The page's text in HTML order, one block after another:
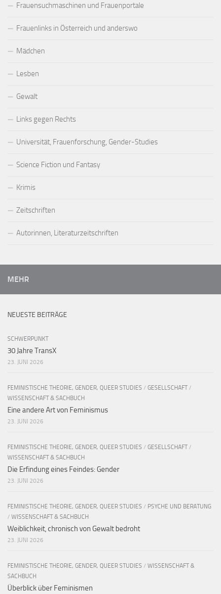
Frauensuchmaschinen und Frauenportale
Frauenlinks in Österreich und anderswo
Mädchen
Lesben
Gewalt
Links gegen Rechts
Universität, Frauenforschung, Gender-Studies
Science Fiction und Fantasy
Krimis
Zeitschriften
Autorinnen, Literaturzeitschriften
MEHR
NEUESTE BEITRÄGE
SCHWERPUNKT
30 Jahre TransX
23. JUNI 2026
FEMINISTISCHE THEORIE, GENDER, QUEER STUDIES / GESELLSCHAFT /
WISSENSCHAFT & SACHBUCH
Eine andere Art von Feminismus
23. JUNI 2026
FEMINISTISCHE THEORIE, GENDER, QUEER STUDIES / GESELLSCHAFT /
WISSENSCHAFT & SACHBUCH
Die Erfindung eines Feindes: Gender
23. JUNI 2026
FEMINISTISCHE THEORIE, GENDER, QUEER STUDIES / PSYCHE UND BERATUNG
/ WISSENSCHAFT & SACHBUCH
Weiblichkeit, chronisch von Gewalt bedroht
23. JUNI 2026
FEMINISTISCHE THEORIE, GENDER, QUEER STUDIES / WISSENSCHAFT &
SACHBUCH
Überblick über Feminismen